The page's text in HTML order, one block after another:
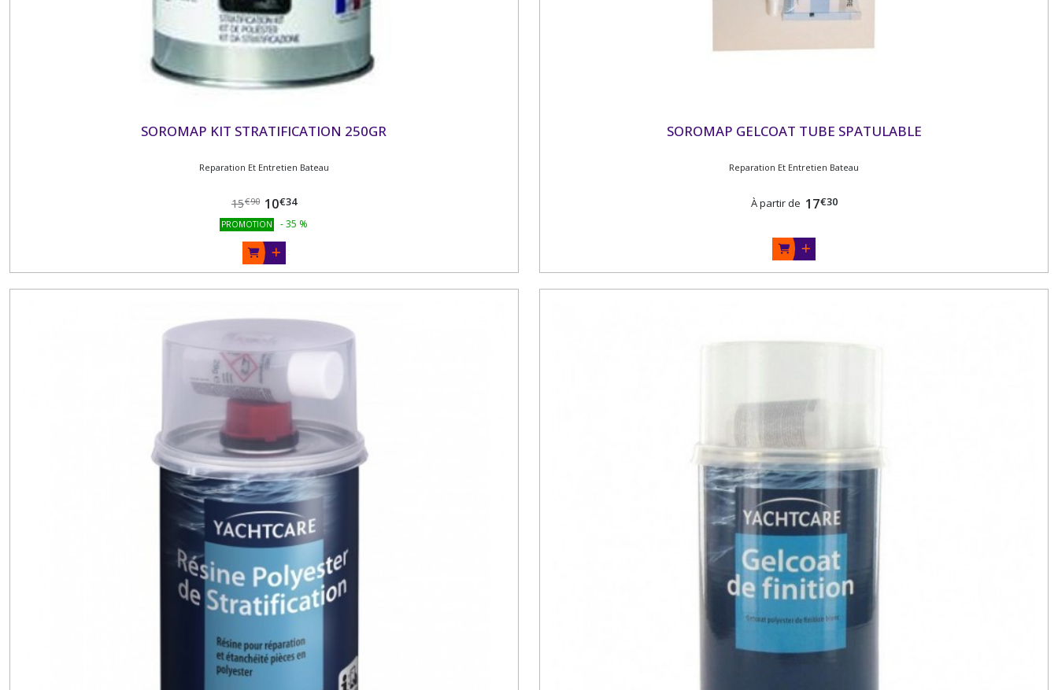
SOROMAP KIT STRATIFICATION 250GR
Reparation Et Entretien Bateau
15€90 10€34
PROMOTION -35 %
SOROMAP GELCOAT TUBE SPATULABLE
Reparation Et Entretien Bateau
À partir de 17€30